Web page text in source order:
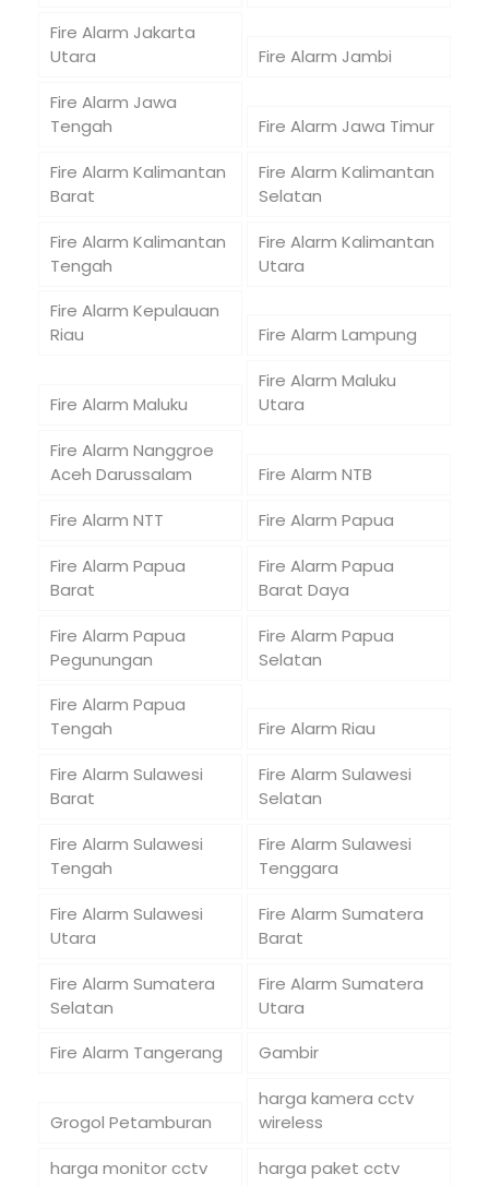
Fire Alarm Jakarta
Utara
Fire Alarm Jambi
Fire Alarm Jawa
Tengah
Fire Alarm Jawa Timur
Fire Alarm Kalimantan
Barat
Fire Alarm Kalimantan
Selatan
Fire Alarm Kalimantan
Tengah
Fire Alarm Kalimantan
Utara
Fire Alarm Kepulauan
Riau
Fire Alarm Lampung
Fire Alarm Maluku
Fire Alarm Maluku
Utara
Fire Alarm Nanggroe
Aceh Darussalam
Fire Alarm NTB
Fire Alarm NTT
Fire Alarm Papua
Fire Alarm Papua
Barat
Fire Alarm Papua
Barat Daya
Fire Alarm Papua
Pegunungan
Fire Alarm Papua
Selatan
Fire Alarm Papua
Tengah
Fire Alarm Riau
Fire Alarm Sulawesi
Barat
Fire Alarm Sulawesi
Selatan
Fire Alarm Sulawesi
Tengah
Fire Alarm Sulawesi
Tenggara
Fire Alarm Sulawesi
Utara
Fire Alarm Sumatera
Barat
Fire Alarm Sumatera
Selatan
Fire Alarm Sumatera
Utara
Fire Alarm Tangerang
Gambir
Grogol Petamburan
harga kamera cctv
wireless
harga monitor cctv
harga paket cctv